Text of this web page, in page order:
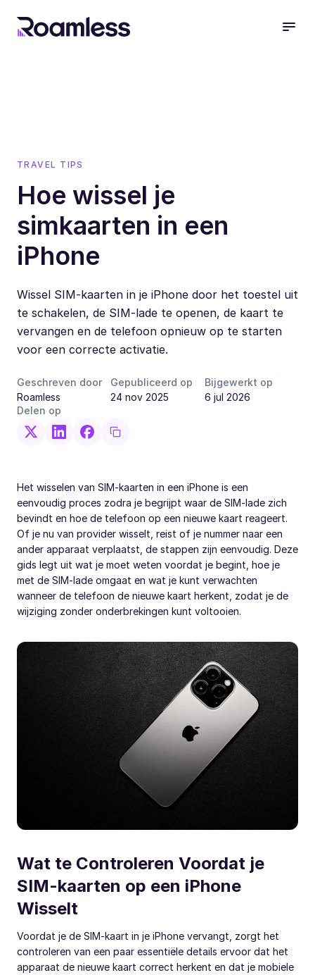
TRAVEL TIPS
Hoe wissel je
simkaarten in een
iPhone
Wissel SIM-kaarten in je iPhone door het toestel uit
te schakelen, de SIM-lade te openen, de kaart te
vervangen en de telefoon opnieuw op te starten
voor een correcte activatie.
Geschreven door
Roamless
Gepubliceerd op
24 nov 2025
Bijgewerkt op
6 jul 2026
Delen op
Het wisselen van SIM-kaarten in een iPhone is een
eenvoudig proces zodra je begrijpt waar de SIM-lade zich
bevindt en hoe de telefoon op een nieuwe kaart reageert.
Of je nu van provider wisselt, reist of je nummer naar een
ander apparaat verplaatst, de stappen zijn eenvoudig. Deze
gids legt uit wat je moet weten voordat je begint, hoe je
met de SIM-lade omgaat en wat je kunt verwachten
wanneer de telefoon de nieuwe kaart herkent, zodat je de
wijziging zonder onderbrekingen kunt voltooien.
Wat te Controleren Voordat je
SIM-kaarten op een iPhone
Wisselt
Voordat je de SIM-kaart in je iPhone vervangt, zorgt het
controleren van een paar essentiële details ervoor dat het
apparaat de nieuwe kaart correct herkent en dat je mobiele